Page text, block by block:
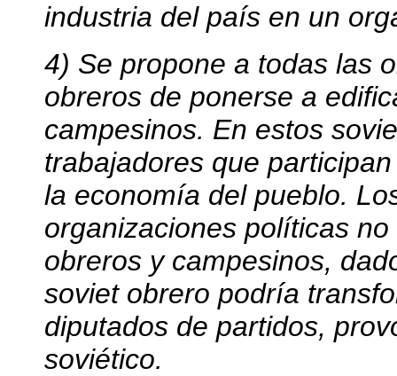
industria del país en un
4) Se propone a todas las
obreros de ponerse a
campesinos. En estos
trabajadores que
la economía del pueblo.
organizaciones políticas
obreros y campesinos,
soviet obrero podría
diputados de partidos,
soviético.